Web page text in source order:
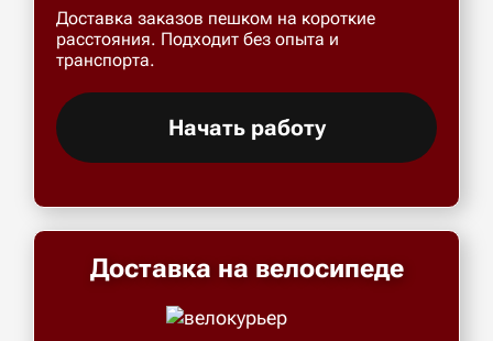
Доставка заказов пешком на короткие
расстояния. Подходит без опыта и
транспорта.
Начать работу
Доставка на велосипеде